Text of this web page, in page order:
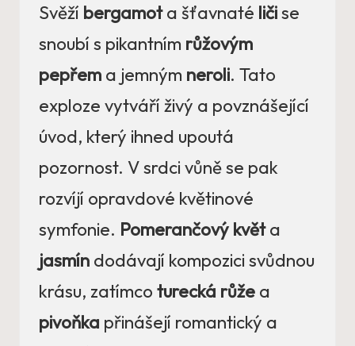
Svěží bergamota šťavnaté ličise
snoubí s pikantním růžovým
pepřem a jemným neroli. Tato
exploze vytváří živý a povznášející
úvod, který ihned upoutá
pozornost. V srdci vůně se pak
rozvíjí opravdové květinové
symfonie. Pomerančový květa
jasmín dodávají kompozici svůdnou
krásu, zatímco turecká růže a
pivoňka přinášejí romantický a